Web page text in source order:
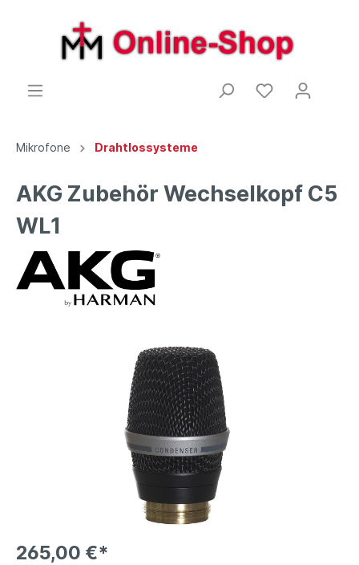
Mikrofone Drahtlossysteme
AKG Zubehör Wechselkopf C5
WL1
265,00 €*